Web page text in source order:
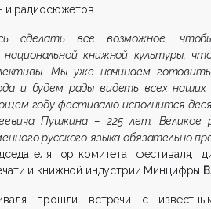
и радиосюжетов.
сделать все возможное,
книжной культуры,
Мы уже начинаем
и будем рады видеть всех
году фестивалю исполнится
Пушкина – 225 лет. Великое
русского языка обязательно
оргкомитета фестиваля,
и книжной индустрии Минцифры
прошли встречи с